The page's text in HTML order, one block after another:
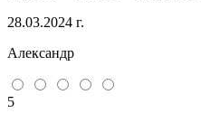
28.03.2024 г.
Александр
5